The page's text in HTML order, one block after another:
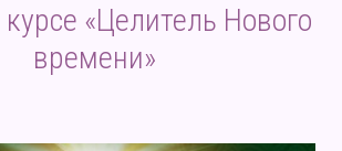
«Целитель Нового
времени»